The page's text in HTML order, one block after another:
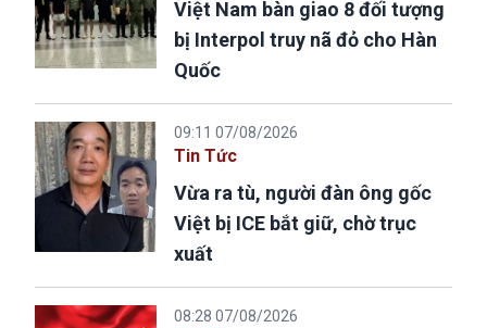
Việt Nam bàn giao 8 đối tượng
bị Interpol truy nã đỏ cho Hàn
Quốc
09:11 07/08/2026
Tin Tức
Vừa ra tù, người đàn ông gốc
Việt bị ICE bắt giữ, chờ trục
xuất
08:28 07/08/2026